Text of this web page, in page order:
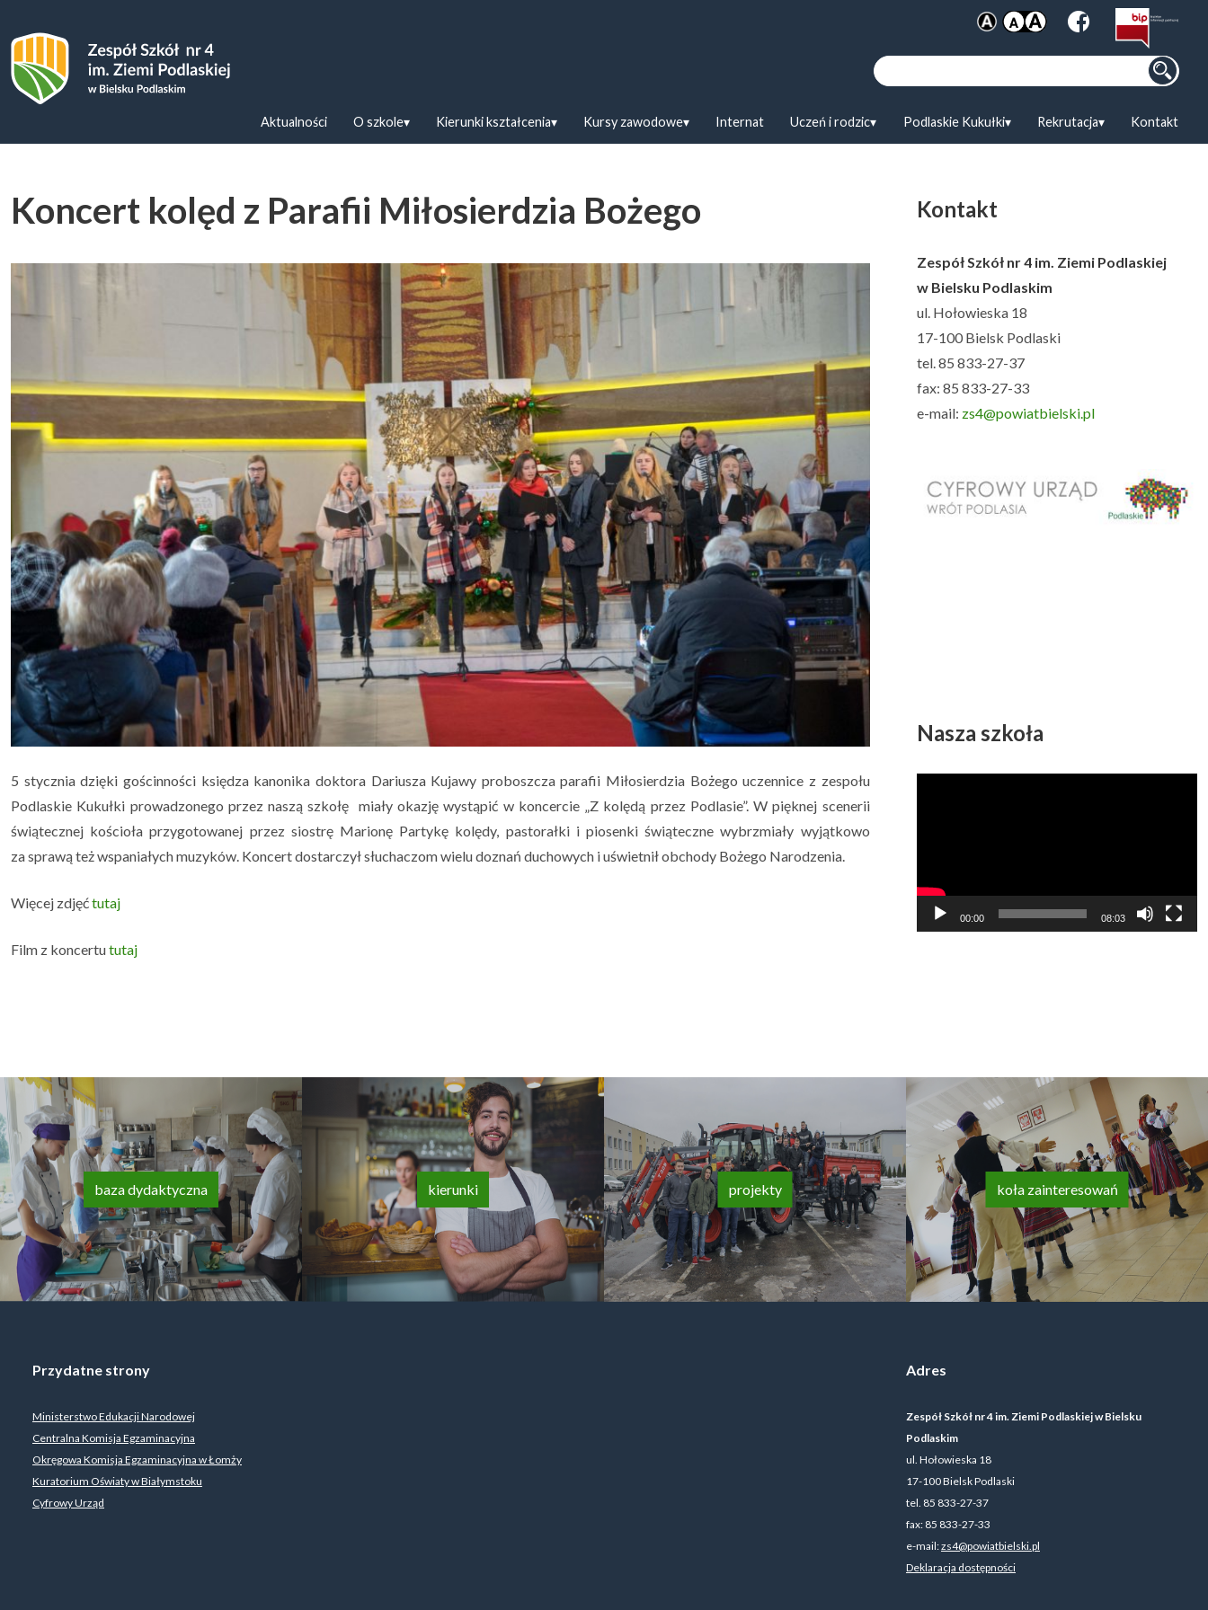
Zespoł Szkół nr 4 im. Ziemi Podlaskiej w Bielsku Podlaskim
Aktualności O szkole Kierunki kształcenia Kursy zawodowe Internat Uczeń i rodzic Podlaskie Kukułki Rekrutacja Kontakt
Szukaj:
Koncert kolęd z Parafii Miłosierdzia Bożego
5 stycznia dzięki gościnności księdza kanonika doktora Dariusza Kujawy proboszcza parafii Miłosierdzia Bożego uczennice z zespołu
Podlaskie Kukułki prowadzonego przez naszą szkołę miały okazję wystąpić w koncercie „Z kolędą przez Podlasie”. W pięknej scenerii
świątecznej kościoła przygotowanej przez siostrę Marionę Partykę kolędy, pastorałki i piosenki świąteczne wybrzmiały wyjątkowo
za sprawą też wspaniałych muzyków. Koncert dostarczył słuchaczom wielu doznań duchowych i uświetnił obchody Bożego Narodzenia.
Więcej zdjęćtutaj
Film z koncertututaj
Kontakt
Zespół Szkół nr 4 im. Ziemi Podlaskiej
w Bielsku Podlaskim
ul. Hołowieska 18
17-100 Bielsk Podlaski
tel. 85 833-27-37
fax: 85 833-27-33
e-mail: zs4@powiatbielski.pl
Nasza szkoła
00:00 08:03
baza dydaktyczna kierunki projekty koła zainteresowań
Przydatne strony
Ministerstwo Edukacji Narodowej
Centralna Komisja Egzaminacyjna
Okręgowa Komisja Egzaminacyjna w Łomży
Kuratorium Oświaty w Białymstoku
Cyfrowy Urząd
Adres
Zespół Szkół nr 4 im. Ziemi Podlaskiej w Bielsku
Podlaskim
ul. Hołowieska 18
17-100 Bielsk Podlaski
tel. 85 833-27-37
fax: 85 833-27-33
e-mail:zs4@powiatbielski.pl
Deklaracja dostępności